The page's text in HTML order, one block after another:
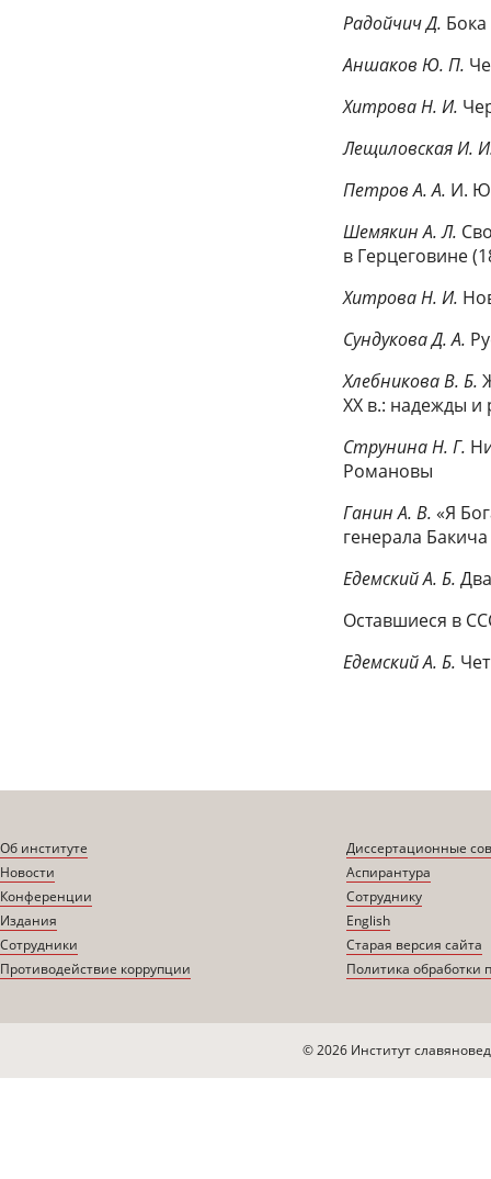
Радойчич Д.
Аншаков Ю. П.
Хитрова Н. И.
Лещиловская И.
Петров А. А. И.
Шемякин А. Л.
в Герцеговине
Хитрова Н. И.
Сундукова Д. А.
Хлебникова В. Б.
XX в.: надежды и
Струнина Н. Г.
Романовы
Ганин А. В. «Я
генерала
Едемский А. Б.
Оставшиеся в
Едемский А. Б.
Об институте
Новости
Конференции
Издания
Сотрудники
Противодействие коррупции
Диссертационные
Аспирантура
Сотруднику
English
Старая версия сайта
Политика обработки
© 2026 Институт